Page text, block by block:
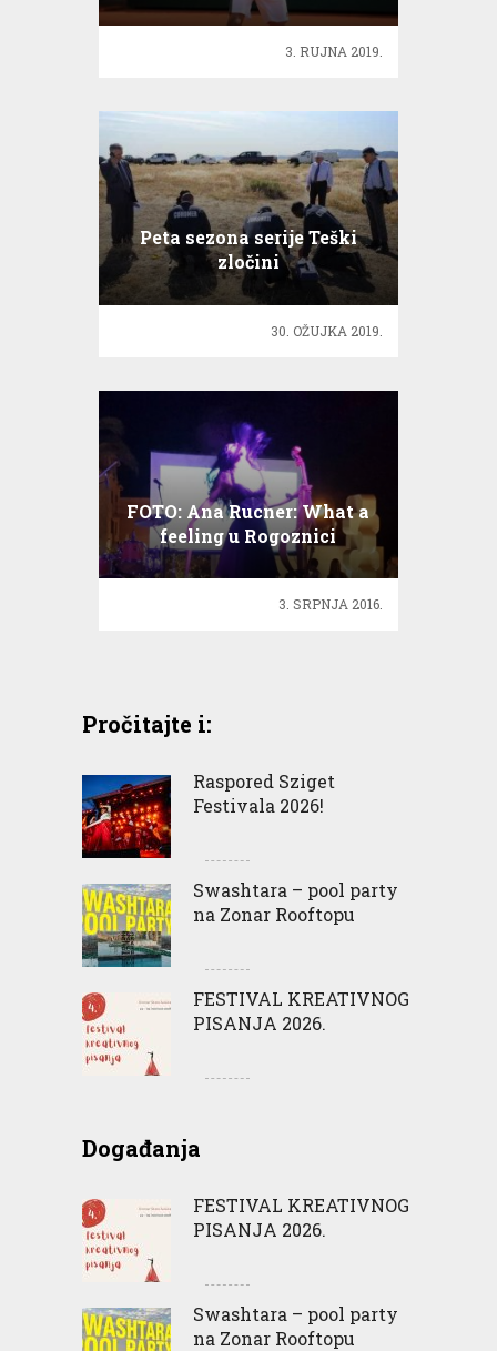
3. RUJNA 2019.
Peta sezona serije Teški
zločini
30. OŽUJKA 2019.
FOTO: Ana Rucner: What a
feeling u Rogoznici
3. SRPNJA 2016.
Pročitajte i:
Raspored Sziget
Festivala 2026!
Swashtara – pool party
na Zonar Rooftopu
FESTIVAL KREATIVNOG
PISANJA 2026.
Događanja
FESTIVAL KREATIVNOG
PISANJA 2026.
Swashtara – pool party
na Zonar Rooftopu